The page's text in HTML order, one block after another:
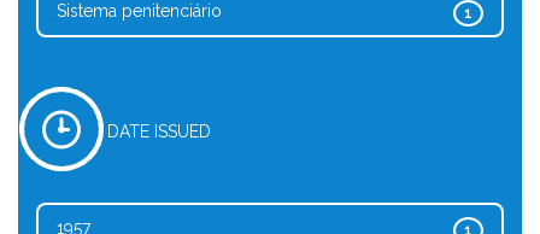
1
Sistema penitenciário
DATE ISSUED
1
1957